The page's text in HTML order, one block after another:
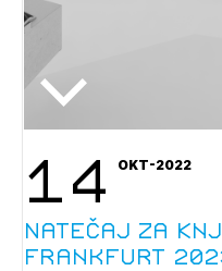
14 OKT-2022
Natečaj za
Frankfurt